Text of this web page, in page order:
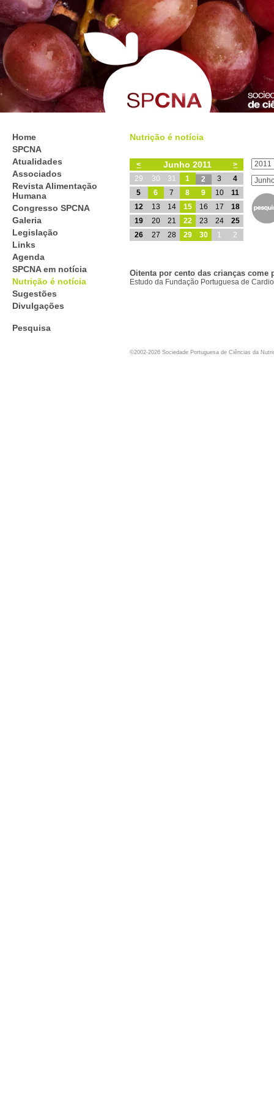
Home
SPCNA
Atualidades
Associados
Revista Alimentação
Humana
Congresso SPCNA
Galeria
Legislação
Links
Agenda
SPCNA em notícia
Nutrição é notícia
Sugestões
Divulgações
Pesquisa
Nutrição é notícia
< Junho 2011
>
29
30 31 1 2 3
4
5
6 7 8 9 10
11
12
13 14 15 16 17
18
19
20 21 22 23 24
25
26
27 28 29 30 1 2
Oitenta por cento das crianças come
Estudo da Fundação Portuguesa de
©2002-2026 Sociedade Portuguesa de Ciências da